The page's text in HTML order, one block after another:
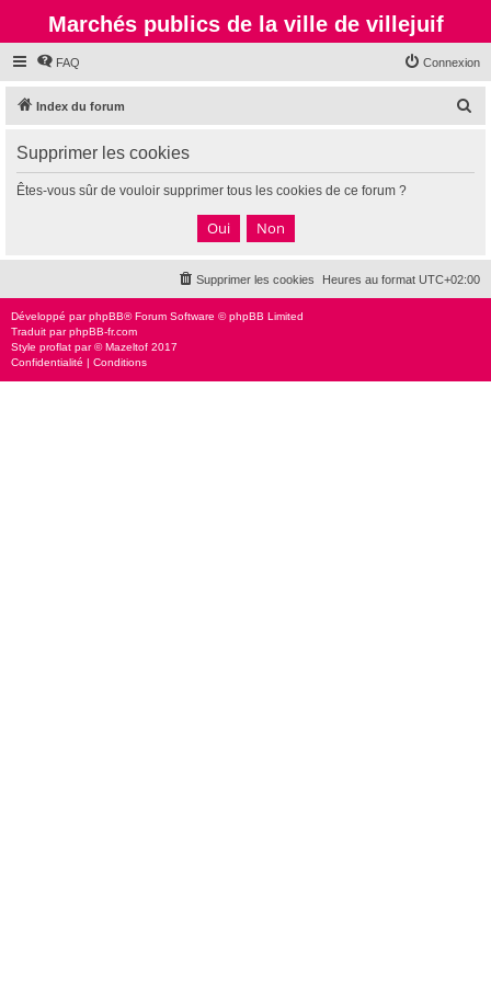
Marchés publics de la ville de villejuif
FAQ Connexion
Index du forum
c
Supprimer les cookies
Êtes-vous sûr de vouloir supprimer tous les cookies de ce forum ?
Heures au format UTC+02:00
Supprimer les cookies
Développé parphpBB® Forum Software © phpBB Limited
Traduit parphpBB-fr.com
Style proflat par ©Mazeltof 2017
Confidentialité | Conditions